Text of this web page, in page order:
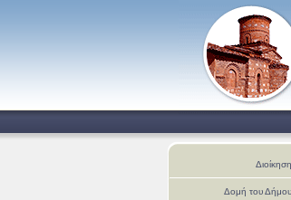
Διοίκηση
Δομή του Δήμου